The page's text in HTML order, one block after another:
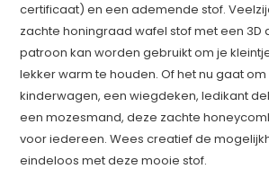
certificaat) en een ademende stof.
zachte honingraad wafel stof met een 3D
patroon kan worden gebruikt om je
lekker warm te houden. Of het nu gaat
kinderwagen, een wiegdeken, ledikant
een mozesmand, deze zachte
voor iedereen. Wees creatief de
eindeloos met deze mooie stof.